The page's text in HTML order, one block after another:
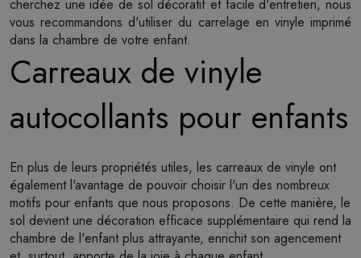
cherchez une idée de sol décoratif et facile d'entretien, nous
vous recommandons d'utiliser du carrelage en vinyle imprimé
dans la chambre de votre enfant.
Carreaux de vinyle
autocollants pour enfants
En plus de leurs propriétés utiles, les carreaux de vinyle ont
également l'avantage de pouvoir choisir l'un des nombreux
motifs pour enfants que nous proposons. De cette manière, le
sol devient une décoration efficace supplémentaire qui rend la
chambre de l'enfant plus attrayante, enrichit son agencement